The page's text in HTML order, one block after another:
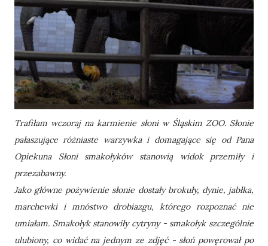
Trafiłam wczoraj na karmienie słoni w Śląskim ZOO. Słonie
pałaszujące różniaste warzywka i domagające się od Pana
Opiekuna Słoni smakołyków stanowią widok przemiły i
przezabawny.
Jako główne pożywienie słonie dostały brokuły, dynie, jabłka,
marchewki i mnóstwo drobiazgu, którego rozpoznać nie
umiałam. Smakołyk stanowiły cytryny - smakołyk szczególnie
ulubiony, co widać na jednym ze zdjęć - słoń powęrował po